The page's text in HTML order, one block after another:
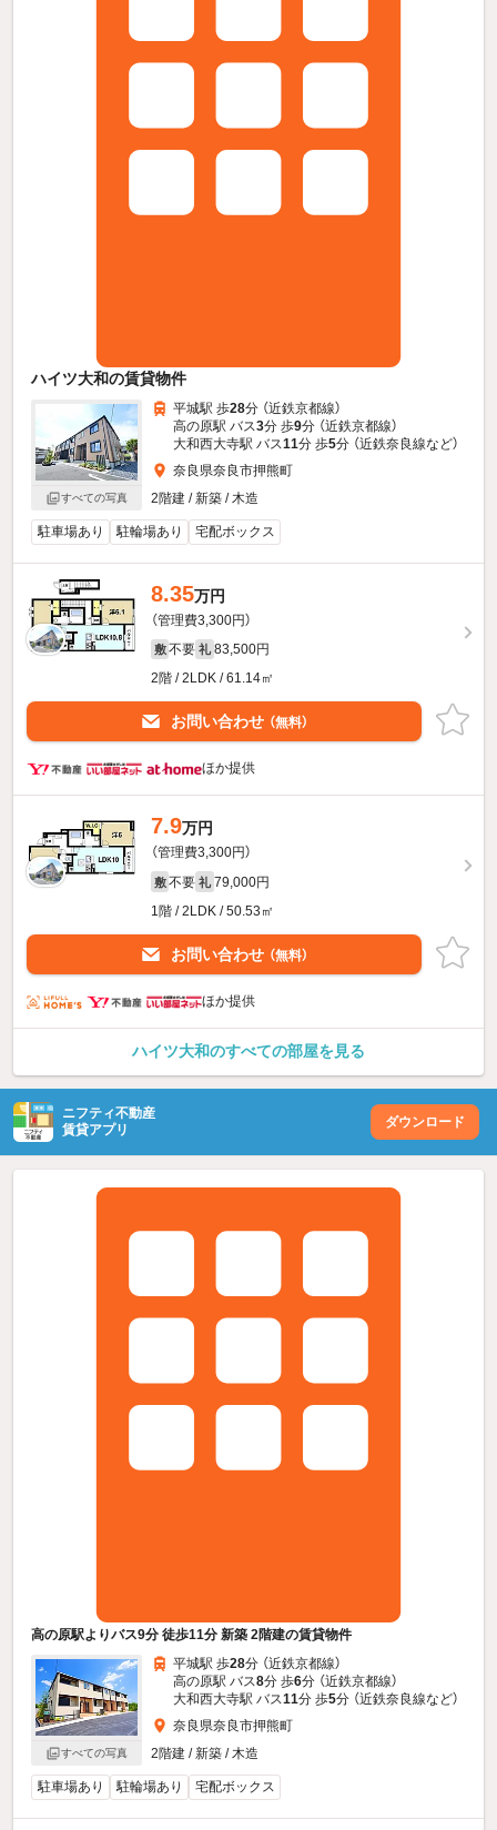
ハイツ大和の賃貸物件
すべての写真
平城駅 歩28分 （近鉄京都線）
高の原駅 バス3分 歩9分 （近鉄京都線）
大和西大寺駅 バス11分 歩5分 （近鉄奈良線など）
奈良県奈良市押熊町
2階建 / 新築 / 木造
駐車場あり 駐輪場あり 宅配ボックス
8.35万円
（管理費3,300円）
敷 不要 礼 83,500円
2階 / 2LDK / 61.14㎡
お問い合わせ （無料）
ほか提供
7.9万円
（管理費3,300円）
敷 不要 礼 79,000円
1階 / 2LDK / 50.53㎡
お問い合わせ （無料）
ほか提供
ハイツ大和のすべての部屋を見る
ニフティ不動産
賃貸アプリ
ダウンロード
高の原駅よりバス9分 徒歩11分 新築 2階建の賃貸物件
すべての写真
平城駅 歩28分 （近鉄京都線）
高の原駅 バス8分 歩6分 （近鉄京都線）
大和西大寺駅 バス11分 歩5分 （近鉄奈良線など）
奈良県奈良市押熊町
2階建 / 新築 / 木造
駐車場あり 駐輪場あり 宅配ボックス